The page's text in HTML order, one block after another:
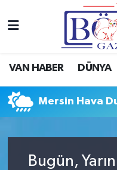
VAN HABER DÜNYA
Mersin Hava
Bugün,
Van Haber
Gündem
Spor
Ekonomi
Hava Durumu
Puan Durumu ve
Tüm Manşetler
Son Dakika